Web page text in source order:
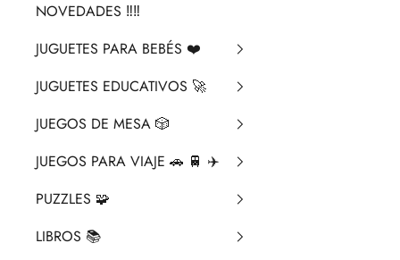
NOVEDADES ‼️​‼️​
JUGUETES PARA BEBÉS ❤️​
JUGUETES EDUCATIVOS 🚀
JUEGOS DE MESA 🎲
JUEGOS PARA VIAJE 🚗 🚆 ✈️
PUZZLES 🧩
LIBROS 📚​